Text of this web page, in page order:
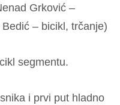
Grković –
– bicikl, trčanje)
segmentu.
i prvi put hladno